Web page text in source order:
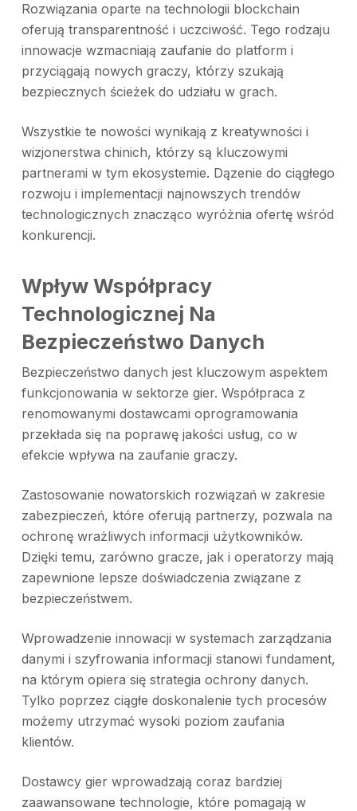
Rozwiązania oparte na technologii blockchain
oferują transparentność i uczciwość. Tego rodzaju
innowacje wzmacniają zaufanie do platform i
przyciągają nowych graczy, którzy szukają
bezpiecznych ścieżek do udziału w grach.
Wszystkie te nowości wynikają z kreatywności i
wizjonerstwa chinich, którzy są kluczowymi
partnerami w tym ekosystemie. Dązenie do ciągłego
rozwoju i implementacji najnowszych trendów
technologicznych znacząco wyróżnia ofertę wśród
konkurencji.
Wpływ Współpracy
Technologicznej Na
Bezpieczeństwo Danych
Bezpieczeństwo danych jest kluczowym aspektem
funkcjonowania w sektorze gier. Współpraca z
renomowanymi dostawcami oprogramowania
przekłada się na poprawę jakości usług, co w
efekcie wpływa na zaufanie graczy.
Zastosowanie nowatorskich rozwiązań w zakresie
zabezpieczeń, które oferują partnerzy, pozwala na
ochronę wrażliwych informacji użytkowników.
Dzięki temu, zarówno gracze, jak i operatorzy mają
zapewnione lepsze doświadczenia związane z
bezpieczeństwem.
Wprowadzenie innowacji w systemach zarządzania
danymi i szyfrowania informacji stanowi fundament,
na którym opiera się strategia ochrony danych.
Tylko poprzez ciągłe doskonalenie tych procesów
możemy utrzymać wysoki poziom zaufania
klientów.
Dostawcy gier wprowadzają coraz bardziej
zaawansowane technologie, które pomagają w